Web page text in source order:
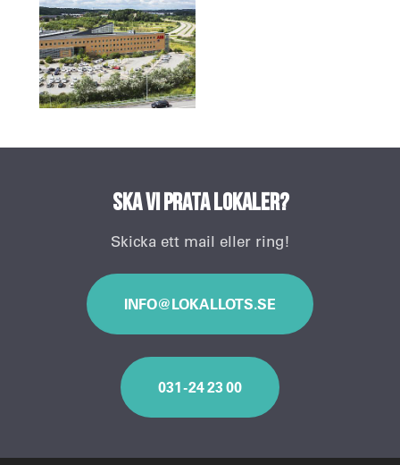
Ska vi prata lokaler?
Skicka ett mail eller ring!
INFO@LOKALLOTS.SE
031 - 24 23 00